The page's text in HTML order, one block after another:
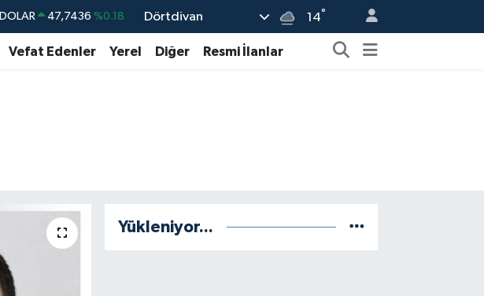
DOLAR 47,7436 %0.18
EURO 55,2510 %0.32
Dörtdivan 14°
Vefat Edenler Yerel Diğer Resmi İlanlar
Yükleniyor...